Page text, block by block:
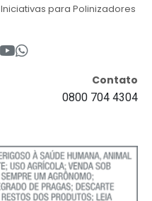
Iniciativas para Polinizadores
Contato
0800 704 4304